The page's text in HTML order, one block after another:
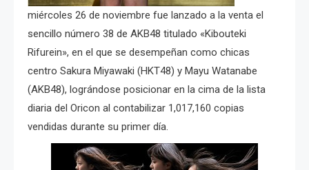
miércoles 26 de noviembre fue lanzado a la venta el
sencillo número 38 de AKB48 titulado «Kibouteki
Rifurein», en el que se desempeñan como chicas
centro Sakura Miyawaki (HKT48) y Mayu Watanabe
(AKB48), lográndose posicionar en la cima de la lista
diaria del Oricon al contabilizar 1,017,160 copias
vendidas durante su primer día.